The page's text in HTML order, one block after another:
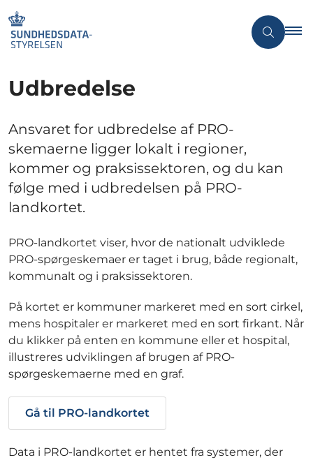
Udbredelse
Ansvaret for udbredelse af PRO-
skemaerne ligger lokalt i regioner,
kommer og praksissektoren, og du kan
følge med i udbredelsen på PRO-
landkortet.
PRO-landkortet viser, hvor de nationalt udviklede
PRO-spørgeskemaer er taget i brug, både regionalt,
kommunalt og i praksissektoren.
På kortet er kommuner markeret med en sort cirkel,
mens hospitaler er markeret med en sort firkant. Når
du klikker på enten en kommune eller et hospital,
illustreres udviklingen af brugen af PRO-
spørgeskemaerne med en graf.
Gå til PRO-landkortet
Data i PRO-landkortet er hentet fra systemer, der